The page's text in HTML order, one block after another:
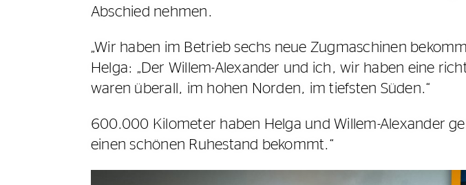
Abschied nehmen.
„Wir haben im Betrieb sechs neue Zugmaschinen
Helga: „Der Willem-Alexander und ich, wir haben eine
waren überall, im hohen Norden, im tiefsten Süden.“
600.000 Kilometer haben Helga und Willem-Alexander
einen schönen Ruhestand bekommt.“